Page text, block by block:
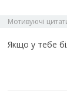
Мотивуючі
Якщо у тебе